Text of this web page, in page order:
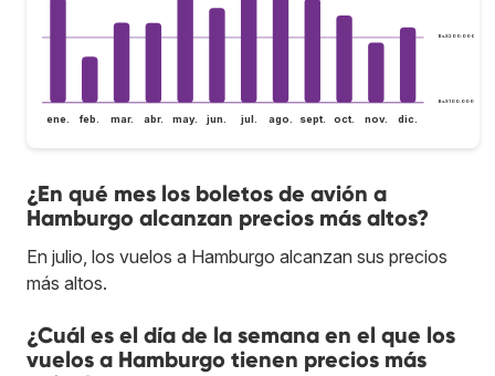
Bs.S100.000
Bs.S200.000
ene. feb. mar. abr. may. jun. jul. ago. sept. oct. nov. dic.
¿En qué mes los boletos de avión a
Hamburgo alcanzan precios más altos?
En julio, los vuelos a Hamburgo alcanzan sus precios
más altos.
¿Cuál es el día de la semana en el que los
vuelos a Hamburgo tienen precios más